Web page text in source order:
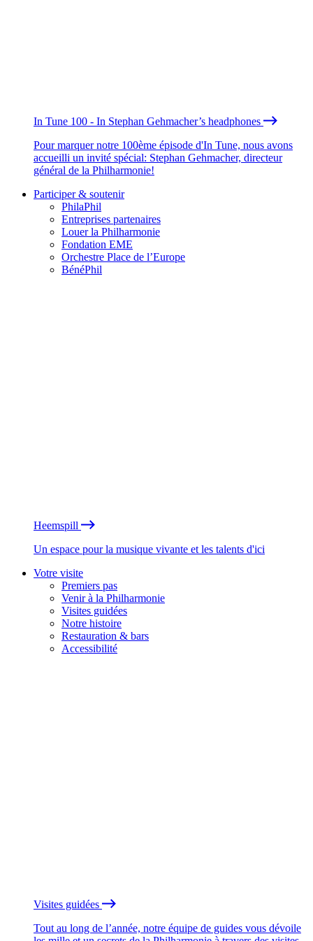
In Tune 100 - In Stephan Gehmacher’s headphones
Pour marquer notre 100ème épisode d'In Tune, nous avons
accueilli un invité spécial: Stephan Gehmacher, directeur
général de la Philharmonie!
Participer & soutenir
PhilaPhil
Entreprises partenaires
Louer la Philharmonie
Fondation EME
Orchestre Place de l’Europe
BénéPhil
Heemspill
Un espace pour la musique vivante et les talents d'ici
Votre visite
Premiers pas
Venir à la Philharmonie
Visites guidées
Notre histoire
Restauration & bars
Accessibilité
Visites guidées
Tout au long de l’année, notre équipe de guides vous dévoile